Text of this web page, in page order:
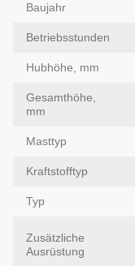
Baujahr
Betriebsstunden
Hubhöhe, mm
Gesamthöhe,
mm
Masttyp
Kraftstofftyp
Typ
Zusätzliche
Ausrüstung